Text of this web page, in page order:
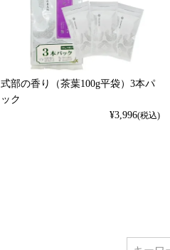
式部の香り（茶葉100g平袋）3本パ
ック
¥3,996(税込)